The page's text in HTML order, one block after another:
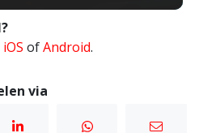
iOS ofAndroid.
via